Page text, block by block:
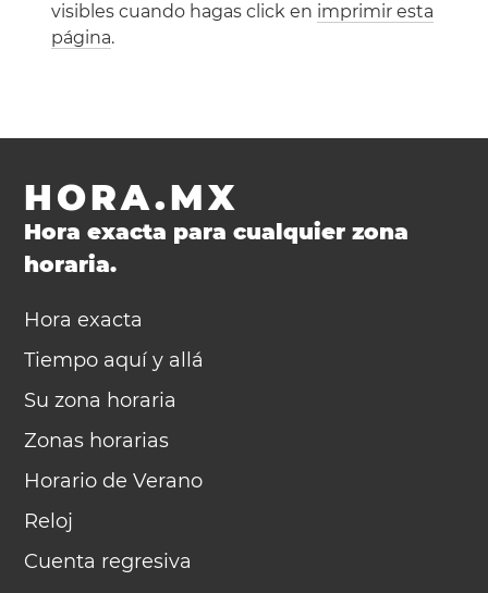
visibles cuando hagas click en imprimir esta
página.
HORA.MX
Hora exacta para cualquier zona
horaria.
Hora exacta
Tiempo aquí y allá
Su zona horaria
Zonas horarias
Horario de Verano
Reloj
Cuenta regresiva